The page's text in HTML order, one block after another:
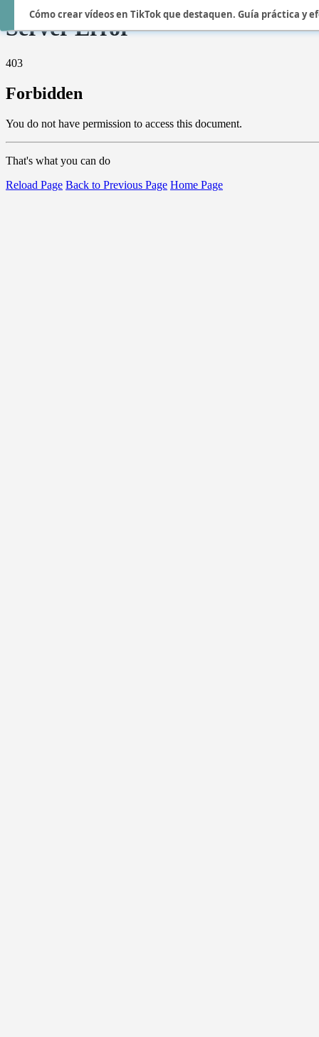
Cómo crear vídeos en TikTok que destaquen. Guía práctica y